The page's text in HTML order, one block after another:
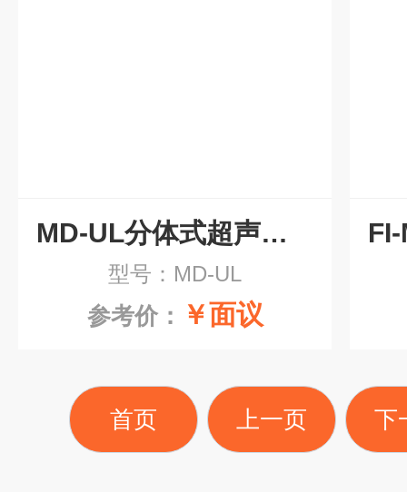
MD-UL分体式超声波液位计
型号：MD-UL
参考价： ￥面议
首页 上一页 下